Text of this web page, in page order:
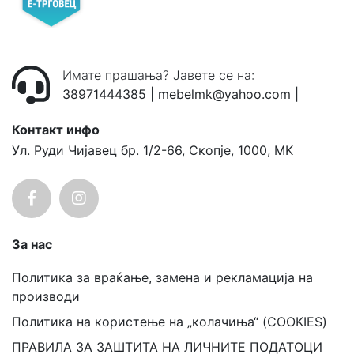
Имате прашања? Јавете се на:
38971444385
mebelmk@yahoo.com
Контакт инфо
Ул. Руди Чијавец бр. 1/2-66, Скопје, 1000, MK
За нас
Политика за враќање, замена и рекламација на
производи
Политика на користење на „колачиња“ (COOKIES)
ПРАВИЛА ЗА ЗАШТИТА НА ЛИЧНИТЕ ПОДАТОЦИ